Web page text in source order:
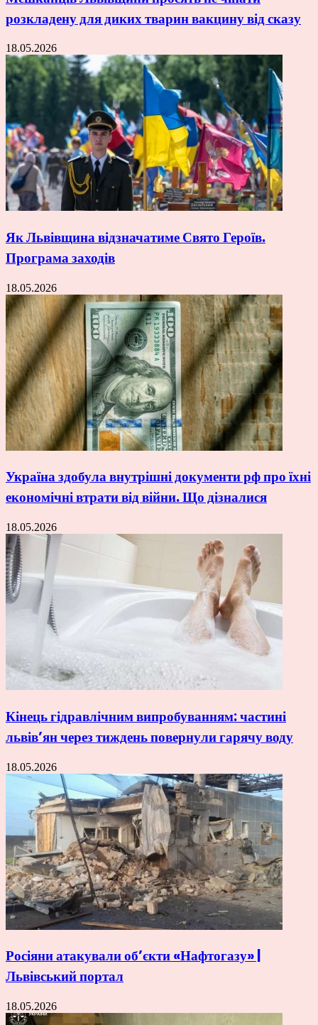
розкладену для диких тварин вакцину від сказу
18.05.2026
Як Львівщина відзначатиме Свято Героїв.
Програма заходів
18.05.2026
Україна здобула внутрішні документи рф про їхні
економічні втрати від війни. Що дізналися
18.05.2026
Кінець гідравлічним випробуванням: частині
львів’ян через тиждень повернули гарячу воду
18.05.2026
Росіяни атакували об’єкти «Нафтогазу» |
Львівський портал
18.05.2026